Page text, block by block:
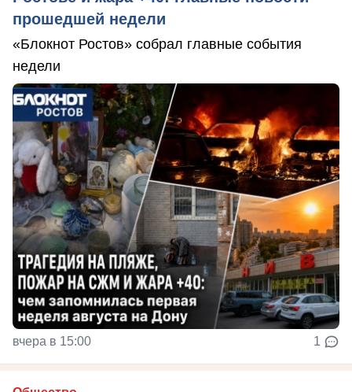
прошедшей недели
«Блокнот Ростов» собрал главные события
недели
вчера в 15:00 1